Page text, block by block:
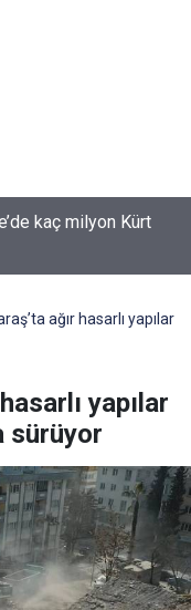
kaç milyon Kürt
ağır hasarlı yapılar
yapılar
sürüyor